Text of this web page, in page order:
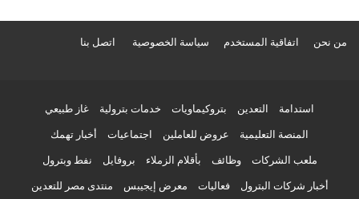
من نحن اتفاقية المستخدم سياسة الخصوصية اتصل بنا
استدامة التعدين بتروكيماويات خدمات بترولية غاز طبيعي
المنصة التعليمية عروض للعاملين اجتماعيات أخبار تهمك
ملعب الشركات وظائف بأقلام الزملاء بروفايل نفط وبترول
أخبار شركات البترول فعاليات معرض إيجيبس منتدى مصر للتعدين